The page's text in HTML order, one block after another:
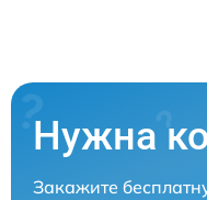
Нужна
Закажите